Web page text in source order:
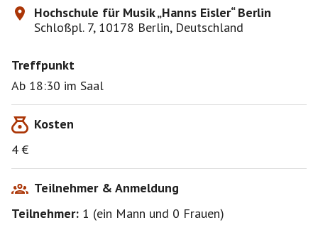
Hochschule für Musik „Hanns Eisler“ Berlin
Schloßpl. 7, 10178 Berlin, Deutschland
Treffpunkt
Ab 18:30 im Saal
Kosten
4 €
Teilnehmer & Anmeldung
Teilnehmer: 1 (ein Mann und 0 Frauen)